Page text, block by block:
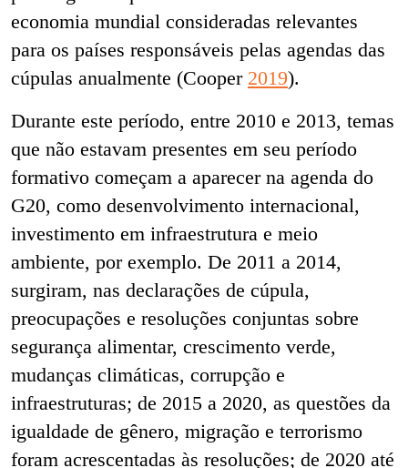
economia mundial consideradas relevantes
para os países responsáveis pelas agendas das
cúpulas anualmente (Cooper 2019).
Durante este período, entre 2010 e 2013, temas
que não estavam presentes em seu período
formativo começam a aparecer na agenda do
G20, como desenvolvimento internacional,
investimento em infraestrutura e meio
ambiente, por exemplo. De 2011 a 2014,
surgiram, nas declarações de cúpula,
preocupações e resoluções conjuntas sobre
segurança alimentar, crescimento verde,
mudanças climáticas, corrupção e
infraestruturas; de 2015 a 2020, as questões da
igualdade de gênero, migração e terrorismo
foram acrescentadas às resoluções; de 2020 até